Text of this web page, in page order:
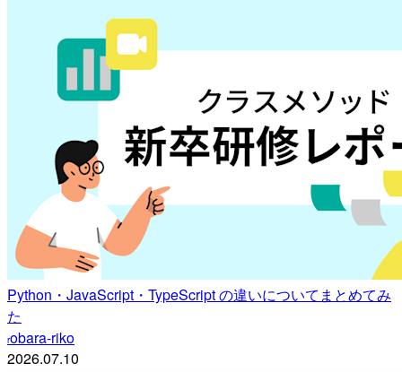
Python・JavaScript・TypeScript の違いについてまとめてみ
た
robara-riko
2026.07.10